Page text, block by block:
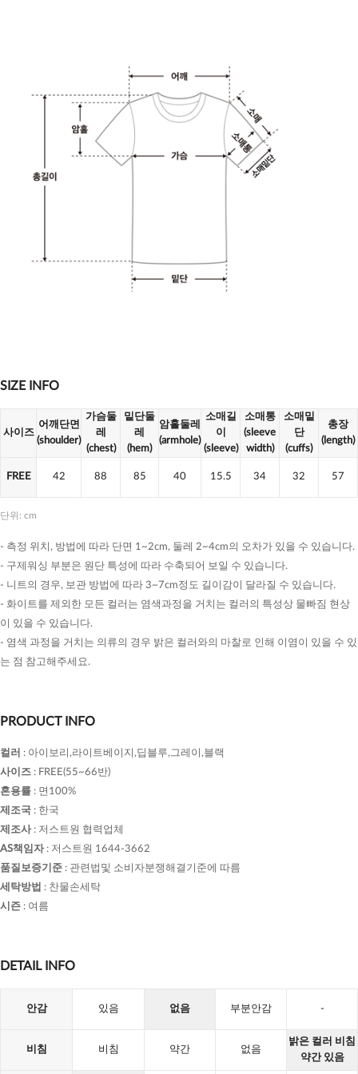
SIZE INFO
사이즈
어깨단면
(shoulder)
가슴둘
레
(chest)
밑단둘
레
(hem)
암홀둘레
(armhole)
소매길
이
(sleeve)
소매통
(sleeve
width)
소매밑
단
(cuffs)
총장
(length)
FREE 42 88 85 40 15.5 34 32 57
단위: cm
- 측정 위치, 방법에 따라 단면 1~2cm, 둘레 2~4cm의 오차가 있을 수 있습니다.
- 구제워싱 부분은 원단 특성에 따라 수축되어 보일 수 있습니다.
- 니트의 경우, 보관 방법에 따라 3~7cm정도 길이감이 달라질 수 있습니다.
- 화이트를 제외한 모든 컬러는 염색과정을 거치는 컬러의 특성상 물빠짐 현상
이 있을 수 있습니다.
- 염색 과정을 거치는 의류의 경우 밝은 컬러와의 마찰로 인해 이염이 있을 수 있
는 점 참고해주세요.
PRODUCT INFO
컬러 : 아이보리,라이트베이지,딥블루,그레이,블랙
사이즈 : FREE(55~66반)
혼용률 : 면100%
제조국 : 한국
제조사: 저스트원 협력업체
AS책임자: 저스트원 1644-3662
품질보증기준 : 관련법및 소비자분쟁해결기준에 따름
세탁방법 : 찬물손세탁
시즌 : 여름
DETAIL INFO
안감 있음 없음 부분안감 -
비침 비침 약간 없음
밝은 컬러 비침
약간 있음